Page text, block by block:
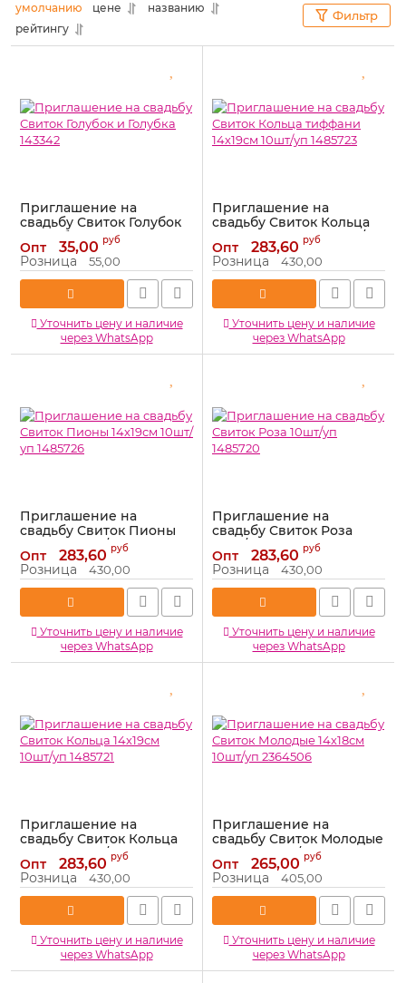
умолчанию цене
названию
рейтингу
Фильтр
Приглашение на
свадьбу Свиток Голубок
и Голубка 143342
Артикул: 143342
Опт 35,00 руб
Розница 55,00
Уточнить цену и наличие
через WhatsApp
Приглашение на
свадьбу Свиток Кольца
тиффани 14х19см 10шт/уп
1485723
Артикул: 1485723
Опт 283,60 руб
Розница 430,00
Уточнить цену и наличие
через WhatsApp
Приглашение на
свадьбу Свиток Пионы
14х19см 10шт/уп 1485726
Артикул: 1485726
Опт 283,60 руб
Розница 430,00
Уточнить цену и наличие
через WhatsApp
Приглашение на
свадьбу Свиток Роза
10шт/уп 1485720
Артикул: 1485720
Опт 283,60 руб
Розница 430,00
Уточнить цену и наличие
через WhatsApp
Приглашение на
свадьбу Свиток Кольца
14х19см 10шт/уп 1485721
Артикул: 1485721
Опт 283,60 руб
Розница 430,00
Уточнить цену и наличие
через WhatsApp
Приглашение на
свадьбу Свиток Молодые
14х18см 10шт/уп 2364506
Артикул: 2364506
Опт 265,00 руб
Розница 405,00
Уточнить цену и наличие
через WhatsApp